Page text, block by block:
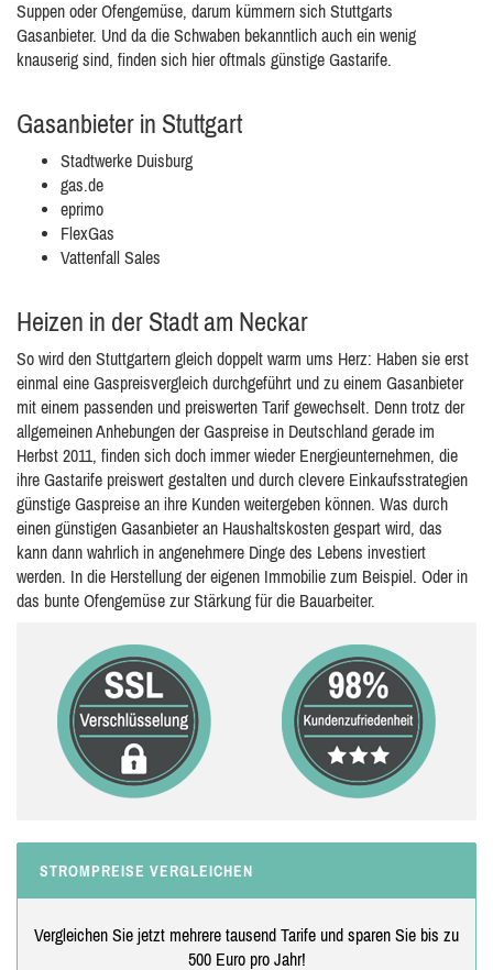
Suppen oder Ofengemüse, darum kümmern sich Stuttgarts
Gasanbieter. Und da die Schwaben bekanntlich auch ein wenig
knauserig sind, finden sich hier oftmals günstige Gastarife.
Gasanbieter in Stuttgart
Stadtwerke Duisburg
gas.de
eprimo
FlexGas
Vattenfall Sales
Heizen in der Stadt am Neckar
So wird den Stuttgartern gleich doppelt warm ums Herz: Haben sie erst
einmal eine Gaspreisvergleich durchgeführt und zu einem Gasanbieter
mit einem passenden und preiswerten Tarif gewechselt. Denn trotz der
allgemeinen Anhebungen der Gaspreise in Deutschland gerade im
Herbst 2011, finden sich doch immer wieder Energieunternehmen, die
ihre Gastarife preiswert gestalten und durch clevere Einkaufsstrategien
günstige Gaspreise an ihre Kunden weitergeben können. Was durch
einen günstigen Gasanbieter an Haushaltskosten gespart wird, das
kann dann wahrlich in angenehmere Dinge des Lebens investiert
werden. In die Herstellung der eigenen Immobilie zum Beispiel. Oder in
das bunte Ofengemüse zur Stärkung für die Bauarbeiter.
STROMPREISE VERGLEICHEN
Vergleichen Sie jetzt mehrere tausend Tarife und sparen Sie bis zu
500 Euro pro Jahr!